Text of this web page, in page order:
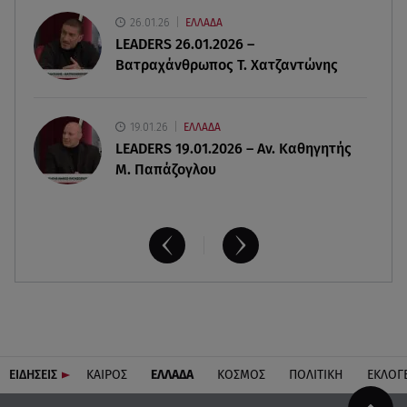
Σημάδια που φανερώνουν διαίσθηση και ότι
ξέρεις να «διαβάζεις» ανθρώπους
26.01.26 ΕΛΛΑΔΑ
LEADERS 26.01.2026 –
Βατραχάνθρωπος Τ. Χατζαντώνης
19.01.26 ΕΛΛΑΔΑ
LEADERS 19.01.2026 – Αν. Καθηγητής
Μ. Παπάζογλου
ΕΙΔΗΣΕΙΣ ΚΑΙΡΟΣ ΕΛΛΑΔΑ ΚΟΣΜΟΣ ΠΟΛΙΤΙΚΗ